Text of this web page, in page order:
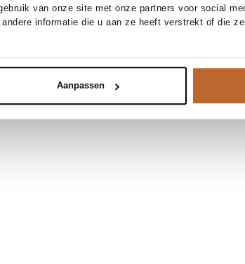
van onze site met onze partners voor social
informatie die u aan ze heeft verstrekt of die
Aanpassen